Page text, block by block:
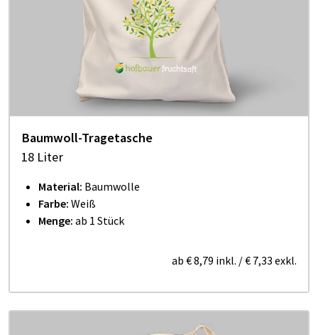
Baumwoll-Tragetasche
18 Liter
Material: Baumwolle
Farbe: Weiß
Menge: ab 1 Stück
ab € 8,79 inkl. /€ 7,33 exkl.